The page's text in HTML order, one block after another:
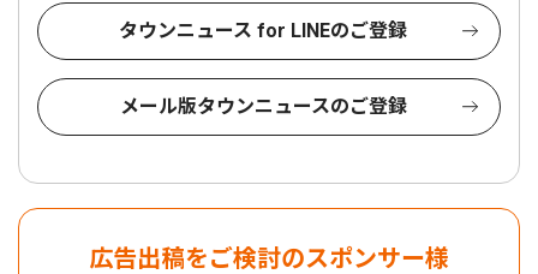
タウンニュース for LINEのご登録
メール版タウンニュースのご登録
広告出稿をご検討のスポンサー様